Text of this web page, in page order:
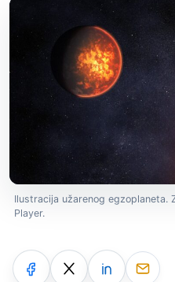
Ilustracija užarenog egzoplaneta.
Player.